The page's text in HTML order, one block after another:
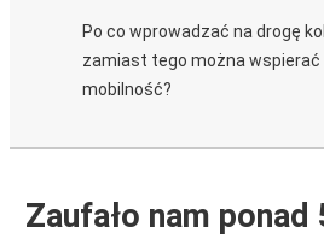
Po co wprowadzać na drogę
zamiast tego można
mobilność?
Zaufało nam